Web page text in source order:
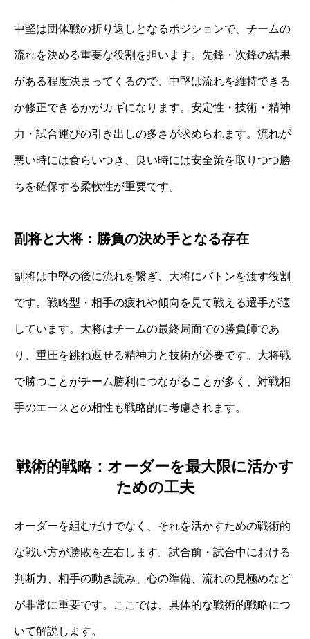
中堅は団体戦の折り返しとなるポジションで、チームの
流れを決める重要な役割を担います。先鋒・次鋒の結果
がある程度決まってくるので、中堅は流れを維持できる
か修正できるかがカギになります。安定性・技術・精神
力・試合運びの引き出しの多さが求められます。流れが
悪い時には食らいつき、良い時には安全策を取りつつ勝
ちを確保する柔軟性が重要です。
副将と大将：勝負の決め手となる存在
副将は中堅の後に流れを繋ぎ、大将にバトンを渡す役割
です。戦略型・相手の疲れや傾向を見て戦える選手が適
しています。大将はチームの最終局面での勝負師であ
り、重圧を跳ね返せる精神力と技術が必要です。大将戦
で勝つことがチーム勝利につながることが多く、対戦相
手のエースとの相性も戦略的に考慮されます。
戦術的戦略：オーダーを最大限に活かす
ための工夫
オーダーを組むだけでなく、それを活かすための戦術的
な戦い方が勝敗を左右します。試合前・試合中における
判断力、相手の動き読み、心の準備、流れの見極めなど
が非常に重要です。ここでは、具体的な戦術的戦略につ
いて解説します。